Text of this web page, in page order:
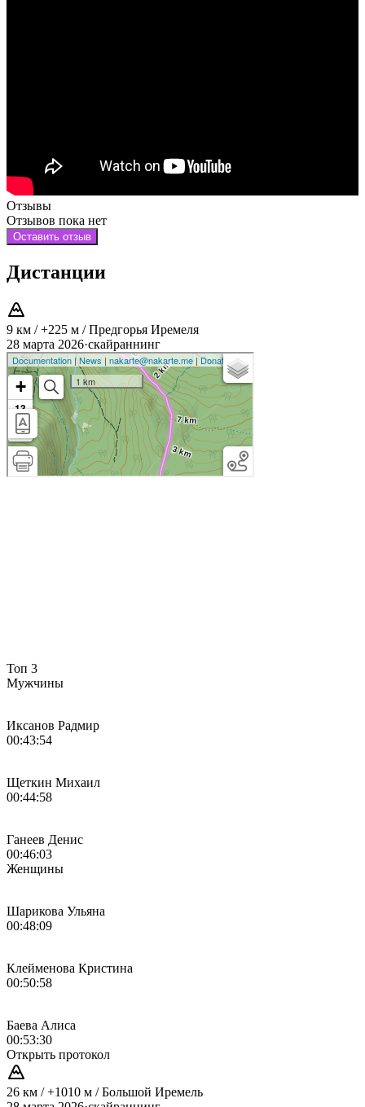
Отзывы
Отзывов пока нет
Оставить отзыв
Дистанции
9 км / +225 м / Предгорья Иремеля
28 марта 2026·скайраннинг
Топ 3
Мужчины
Иксанов Радмир
00:43:54
Щеткин Михаил
00:44:58
Ганеев Денис
00:46:03
Женщины
Шарикова Ульяна
00:48:09
Клейменова Кристина
00:50:58
Баева Алиса
00:53:30
Открыть протокол
26 км / +1010 м / Большой Иремель